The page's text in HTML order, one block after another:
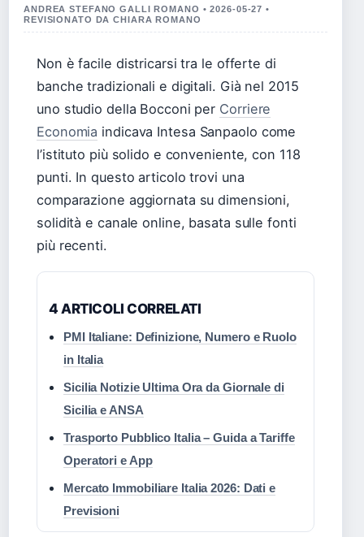
ANDREA STEFANO GALLI ROMANO • 2026-05-27 •
REVISIONATO DA CHIARA ROMANO
Non è facile districarsi tra le offerte di
banche tradizionali e digitali. Già nel 2015
uno studio della Bocconi per Corriere
Economia indicava Intesa Sanpaolo come
l’istituto più solido e conveniente, con 118
punti. In questo articolo trovi una
comparazione aggiornata su dimensioni,
solidità e canale online, basata sulle fonti
più recenti.
4 ARTICOLI CORRELATI
PMI Italiane: Definizione, Numero e Ruolo
in Italia
Sicilia Notizie Ultima Ora da Giornale di
Sicilia e ANSA
Trasporto Pubblico Italia – Guida a Tariffe
Operatori e App
Mercato Immobiliare Italia 2026: Dati e
Previsioni